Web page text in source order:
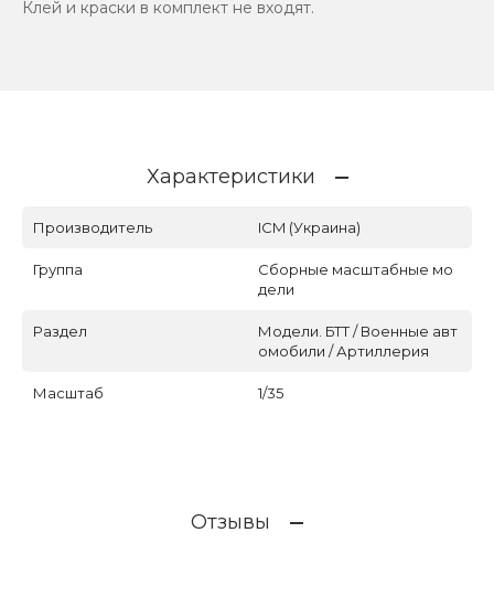
Клей и краски в комплект не входят.
Характеристики
Производитель ICM (Украина)
Группа
Сборные масштабные мо
дели
Раздел
Модели. БТТ / Военные авт
омобили / Артиллерия
Масштаб 1/35
Отзывы